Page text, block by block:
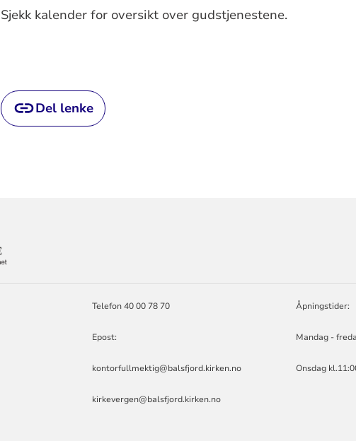
Sjekk kalender for oversikt over gudstjenestene.
Del lenke
MALANGENTelefon 40 00 78 70
Epost:
kontorfullmektig@balsfjord.kirken.no
kirkevergen@balsfjord.kirken.no
Åpningstider:
Mandag -
Onsdag